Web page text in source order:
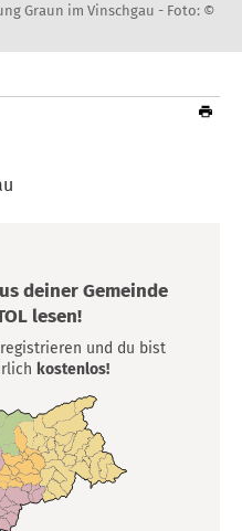
Graun im Vinschgau - Foto: ©
deiner Gemeinde
lesen!
und du bist
kostenlos!